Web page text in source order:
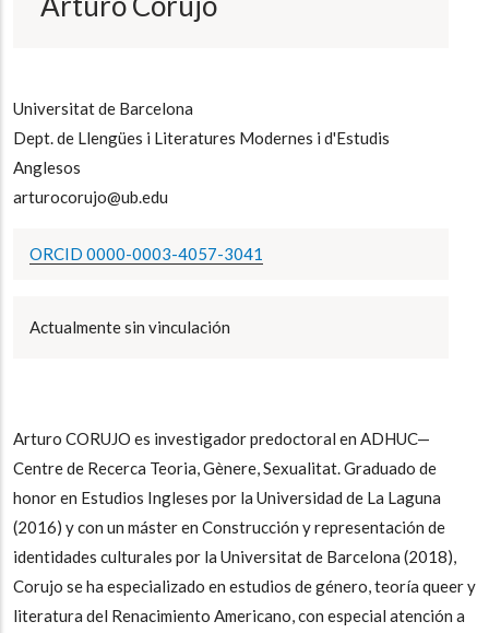
Universitat de Barcelona
Dept. de Llengües i Literatures Modernes i d'Estudis
Anglesos
arturocorujo@ub.edu
ORCID 0000-0003-4057-3041
Actualmente sin vinculación
Arturo CORUJO es investigador predoctoral en ADHUC—
Centre de Recerca Teoria, Gènere, Sexualitat. Graduado de
honor en Estudios Ingleses por la Universidad de La Laguna
(2016) y con un máster en Construcción y representación de
identidades culturales por la Universitat de Barcelona (2018),
Corujo se ha especializado en estudios de género, teoría queer y
literatura del Renacimiento Americano, con especial atención a